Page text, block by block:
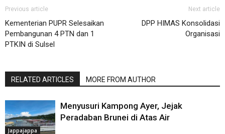
Previous article
Kementerian PUPR Selesaikan
Pembangunan 4 PTN dan 1
PTKIN di Sulsel
Next article
DPP HIMAS Konsolidasi
Organisasi
RELATED ARTICLES MORE FROM AUTHOR
Jappajappa
Menyusuri Kampong Ayer, Jejak
Peradaban Brunei di Atas Air